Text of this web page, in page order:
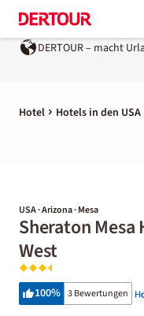
DERTOUR – macht
Hotel Hotels in den USA
USA · Arizona · Mesa
Sheraton
West
100% 3 Bewertungen